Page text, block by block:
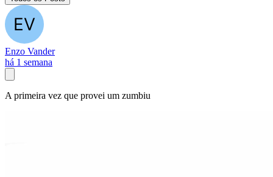
Enzo Vander
há 1 semana
A primeira vez que provei um zumbiu